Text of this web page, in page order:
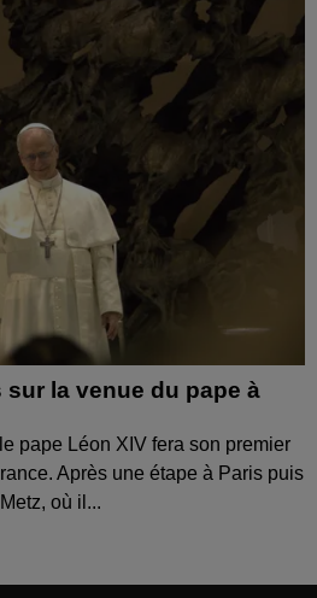
la venue du pape à
pape Léon XIV fera son premier
Après une étape à Paris puis
où il...